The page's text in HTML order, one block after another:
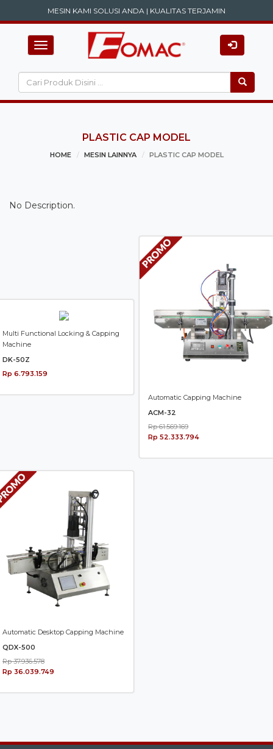
MESIN KAMI SOLUSI ANDA | KUALITAS TERJAMIN
Toggle
navigation
PLASTIC CAP MODEL
HOME MESIN LAINNYA PLASTIC CAP MODEL
No Description.
Multi Functional Locking & Capping
Machine
DK-50Z
Rp 6.793.159
Automatic Capping Machine
ACM-32
Rp 61.569.169
Rp 52.333.794
Automatic Desktop Capping Machine
QDX-500
Rp 37.936.578
Rp 36.039.749